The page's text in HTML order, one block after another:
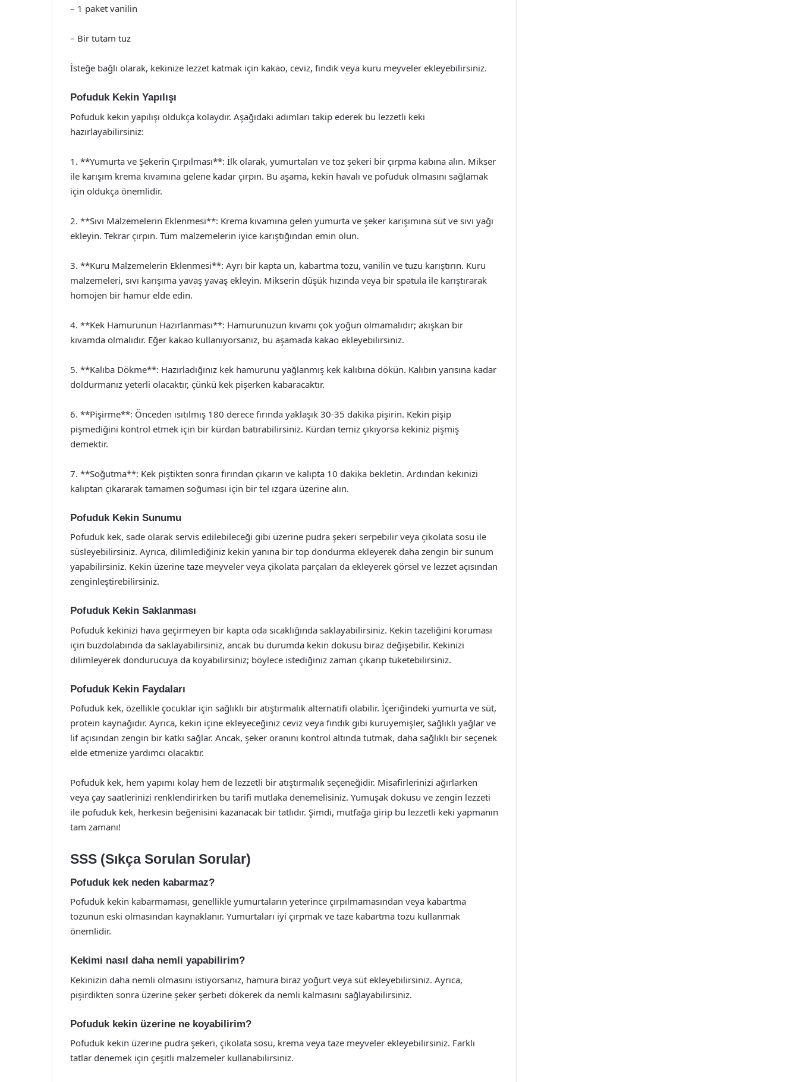
– 1 paket vanilin
– Bir tutam tuz
İsteğe bağlı olarak, kekinize lezzet katmak için kakao, ceviz, fındık veya kuru meyveler ekleyebilirsiniz.
Pofuduk Kekin Yapılışı
Pofuduk kekin yapılışı oldukça kolaydır. Aşağıdaki adımları takip ederek bu lezzetli keki
hazırlayabilirsiniz:
1. **Yumurta ve Şekerin Çırpılması**: İlk olarak, yumurtaları ve toz şekeri bir çırpma kabına alın. Mikser
ile karışım krema kıvamına gelene kadar çırpın. Bu aşama, kekin havalı ve pofuduk olmasını sağlamak
için oldukça önemlidir.
2. **Sıvı Malzemelerin Eklenmesi**: Krema kıvamına gelen yumurta ve şeker karışımına süt ve sıvı yağı
ekleyin. Tekrar çırpın. Tüm malzemelerin iyice karıştığından emin olun.
3. **Kuru Malzemelerin Eklenmesi**: Ayrı bir kapta un, kabartma tozu, vanilin ve tuzu karıştırın. Kuru
malzemeleri, sıvı karışıma yavaş yavaş ekleyin. Mikserin düşük hızında veya bir spatula ile karıştırarak
homojen bir hamur elde edin.
4. **Kek Hamurunun Hazırlanması**: Hamurunuzun kıvamı çok yoğun olmamalıdır; akışkan bir
kıvamda olmalıdır. Eğer kakao kullanıyorsanız, bu aşamada kakao ekleyebilirsiniz.
5. **Kalıba Dökme**: Hazırladığınız kek hamurunu yağlanmış kek kalıbına dökün. Kalıbın yarısına kadar
doldurmanız yeterli olacaktır, çünkü kek pişerken kabaracaktır.
6. **Pişirme**: Önceden ısıtılmış 180 derece fırında yaklaşık 30-35 dakika pişirin. Kekin pişip
pişmediğini kontrol etmek için bir kürdan batırabilirsiniz. Kürdan temiz çıkıyorsa kekiniz pişmiş
demektir.
7. **Soğutma**: Kek piştikten sonra fırından çıkarın ve kalıpta 10 dakika bekletin. Ardından kekinizi
kalıptan çıkararak tamamen soğuması için bir tel ızgara üzerine alın.
Pofuduk Kekin Sunumu
Pofuduk kek, sade olarak servis edilebileceği gibi üzerine pudra şekeri serpebilir veya çikolata sosu ile
süsleyebilirsiniz. Ayrıca, dilimlediğiniz kekin yanına bir top dondurma ekleyerek daha zengin bir sunum
yapabilirsiniz. Kekin üzerine taze meyveler veya çikolata parçaları da ekleyerek görsel ve lezzet açısından
zenginleştirebilirsiniz.
Pofuduk Kekin Saklanması
Pofuduk kekinizi hava geçirmeyen bir kapta oda sıcaklığında saklayabilirsiniz. Kekin tazeliğini koruması
için buzdolabında da saklayabilirsiniz, ancak bu durumda kekin dokusu biraz değişebilir. Kekinizi
dilimleyerek dondurucuya da koyabilirsiniz; böylece istediğiniz zaman çıkarıp tüketebilirsiniz.
Pofuduk Kekin Faydaları
Pofuduk kek, özellikle çocuklar için sağlıklı bir atıştırmalık alternatifi olabilir. İçeriğindeki yumurta ve süt,
protein kaynağıdır. Ayrıca, kekin içine ekleyeceğiniz ceviz veya fındık gibi kuruyemişler, sağlıklı yağlar ve
lif açısından zengin bir katkı sağlar. Ancak, şeker oranını kontrol altında tutmak, daha sağlıklı bir seçenek
elde etmenize yardımcı olacaktır.
Pofuduk kek, hem yapımı kolay hem de lezzetli bir atıştırmalık seçeneğidir. Misafirlerinizi ağırlarken
veya çay saatlerinizi renklendirirken bu tarifi mutlaka denemelisiniz. Yumuşak dokusu ve zengin lezzeti
ile pofuduk kek, herkesin beğenisini kazanacak bir tatlıdır. Şimdi, mutfağa girip bu lezzetli keki yapmanın
tam zamanı!
SSS (Sıkça Sorulan Sorular)
Pofuduk kek neden kabarmaz?
Pofuduk kekin kabarmaması, genellikle yumurtaların yeterince çırpılmamasından veya kabartma
tozunun eski olmasından kaynaklanır. Yumurtaları iyi çırpmak ve taze kabartma tozu kullanmak
önemlidir.
Kekimi nasıl daha nemli yapabilirim?
Kekinizin daha nemli olmasını istiyorsanız, hamura biraz yoğurt veya süt ekleyebilirsiniz. Ayrıca,
pişirdikten sonra üzerine şeker şerbeti dökerek da nemli kalmasını sağlayabilirsiniz.
Pofuduk kekin üzerine ne koyabilirim?
Pofuduk kekin üzerine pudra şekeri, çikolata sosu, krema veya taze meyveler ekleyebilirsiniz. Farklı
tatlar denemek için çeşitli malzemeler kullanabilirsiniz.